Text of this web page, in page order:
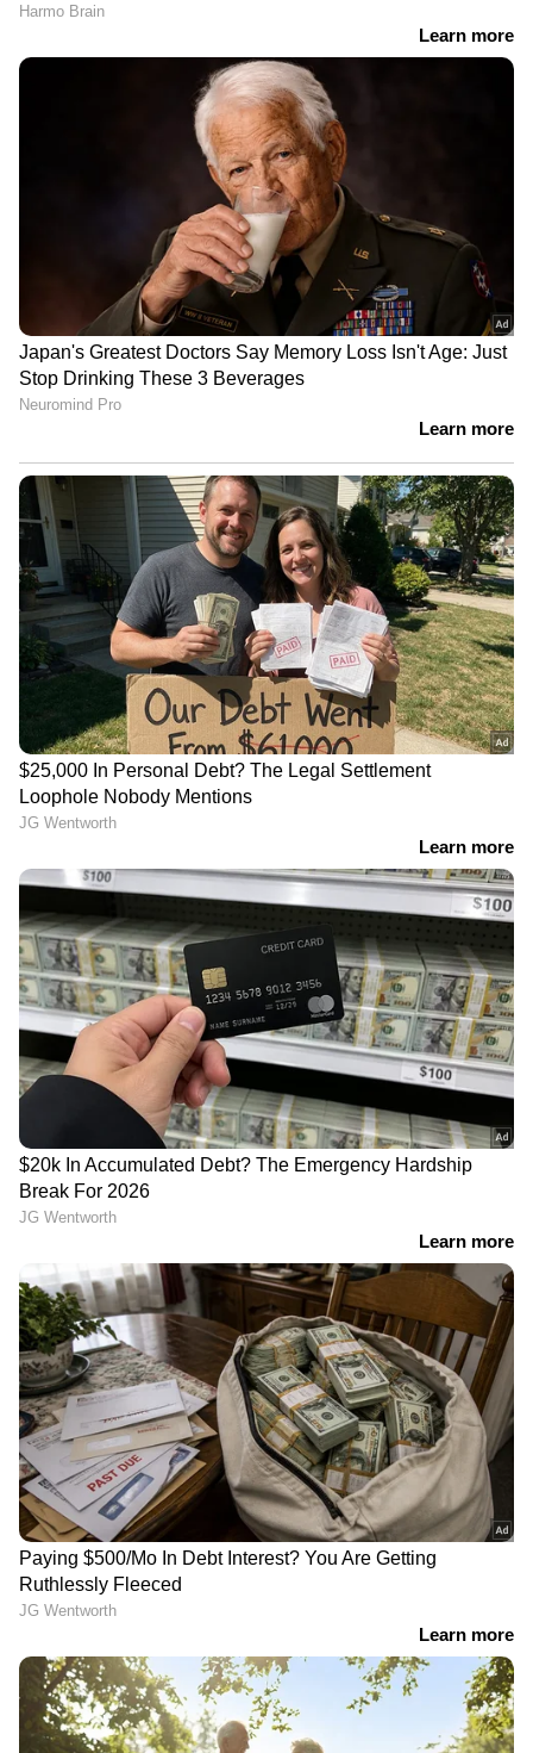
ഇതിനകം കമ്പാനിയൻ മോഡിൽ ഐപാഡ്
ഉപയോഗിക്കുന്നവർക്ക് പ്രത്യേകിച്ച് ഒന്നും
ഘട്ടംഘട്ടമായി ലഭ്യമാകും
നിലവിൽ പരിമിതമായ ചില
ഉപയോക്താക്കൾക്കാണ് പുതിയ ഫീച്ചർ
ലഭ്യമായിട്ടുള്ളത്. വരും ആഴ്ചകളിൽ കൂടുതൽ
ഐപാഡ് ഉപയോക്താക്കൾക്ക് ഈ സൗകര്യം
ലഭ്യമാക്കുമെന്ന് റിപ്പോർട്ടിൽ പറയുന്നു.